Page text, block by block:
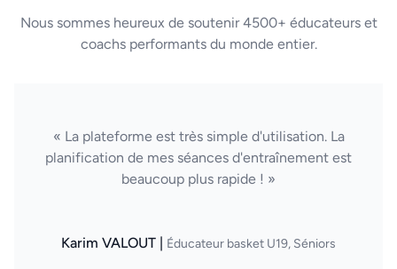
Nous sommes heureux de soutenir 4500+ éducateurs et
coachs performants du monde entier.
« La plateforme est très simple d'utilisation. La
planification de mes séances d'entraînement est
beaucoup plus rapide ! »
Karim VALOUT | Éducateur basket U19, Séniors